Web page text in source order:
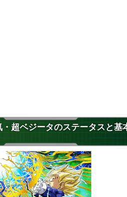
超ベジータのステータスと基